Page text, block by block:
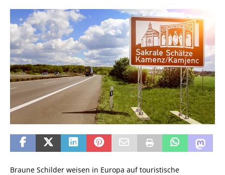
Braune Schilder weisen in Europa auf touristische